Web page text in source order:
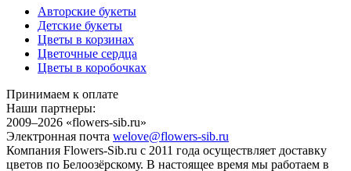
Авторские букеты
Детские букеты
Цветы в корзинах
Цветочные сердца
Цветы в коробочках
Принимаем к оплате
Наши партнеры:
2009–2026 «flowers-sib.ru»
Электронная почта welove@flowers-sib.ru
Компания Flowers-Sib.ru с 2011 года осуществляет доставку
цветов по Белоозёрскому. В настоящее время мы работаем в